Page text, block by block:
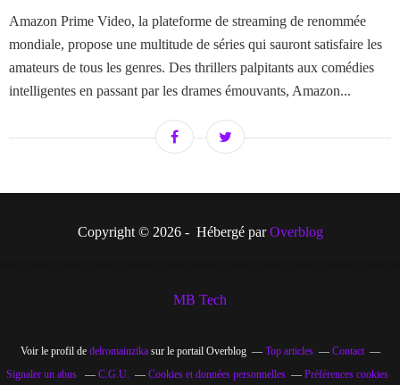
Amazon Prime Video, la plateforme de streaming de renommée
mondiale, propose une multitude de séries qui sauront satisfaire les
amateurs de tous les genres. Des thrillers palpitants aux comédies
intelligentes en passant par les drames émouvants, Amazon...
Copyright © 2026 - Hébergé parOverblog
MB Tech
Voir le profil de delromainzikasur le portail Overblog Top articles
Contact
Signaler un abus
C.G.U. Cookies et données personnelles Préférences cookies